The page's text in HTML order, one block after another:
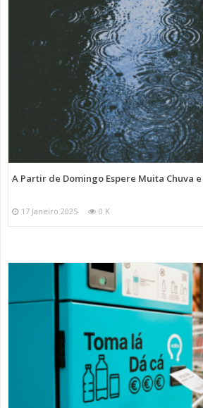
A Partir de Domingo Espere Muita Chuva
17 Janeiro 2025 0 K